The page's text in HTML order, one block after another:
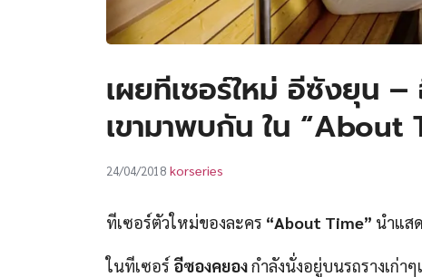
เผยทีเซอร์ใหม่ อีซังยุน
เขามาพบกัน ใน “About
24/04/2018 korseries
ทีเซอร์ตัวใหม่ของละคร “About Time” นำแส
ในทีเซอร์ อีซองคยองกำลังนั่งอยู่บนรถรางเก่